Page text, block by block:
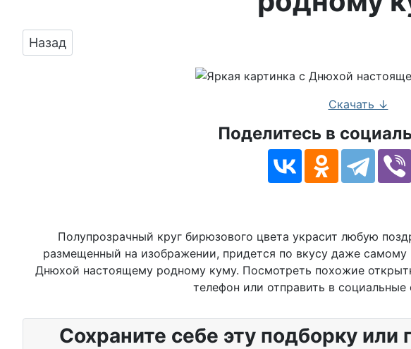
Предыдущий: Отправить фото с днём рождения для родного
Назад
Скачать ↓
Поделитесь в
Полупрозрачный круг бирюзового цвета украсит любую
размещенный на изображении, придется по вкусу даже
Днюхой настоящему родному куму. Посмотреть похожие
телефон или отправить в
Сохраните себе эту подборку или